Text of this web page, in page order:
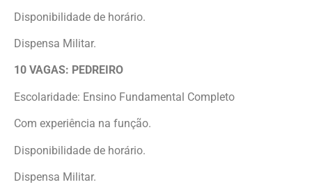
Disponibilidade de horário.
Dispensa Militar.
10 VAGAS: PEDREIRO
Escolaridade: Ensino Fundamental Completo
Com experiência na função.
Disponibilidade de horário.
Dispensa Militar.